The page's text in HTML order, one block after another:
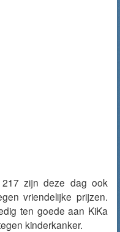
zijn deze dag ook
vriendelijke prijzen.
ten goede aan KiKa
kinderkanker.